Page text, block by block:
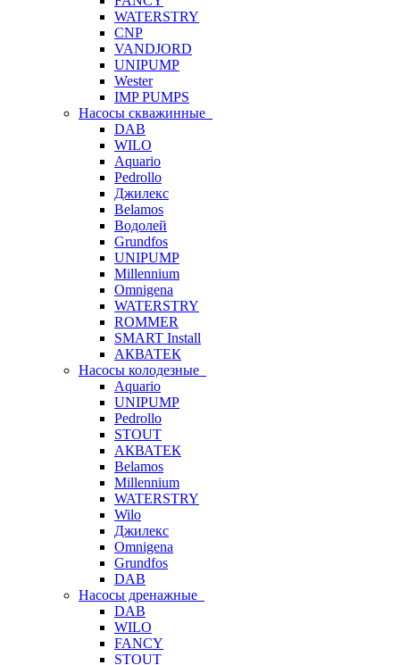
WATERSTRY
CNP
VANDJORD
UNIPUMP
Wester
IMP PUMPS
Насосы скважинные
DAB
WILO
Aquario
Pedrollo
Джилекс
Belamos
Водолей
Grundfos
UNIPUMP
Millennium
Omnigena
WATERSTRY
ROMMER
SMART Install
АКВАТЕК
Насосы колодезные
Aquario
UNIPUMP
Pedrollo
STOUT
АКВАТЕК
Belamos
Millennium
WATERSTRY
Wilo
Джилекс
Omnigena
Grundfos
DAB
Насосы дренажные
DAB
WILO
FANCY
STOUT